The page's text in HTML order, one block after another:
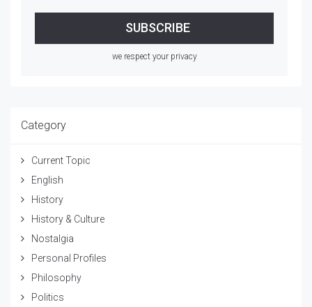
we respect your privacy
Category
Current Topic
English
History
History & Culture
Nostalgia
Personal Profiles
Philosophy
Politics